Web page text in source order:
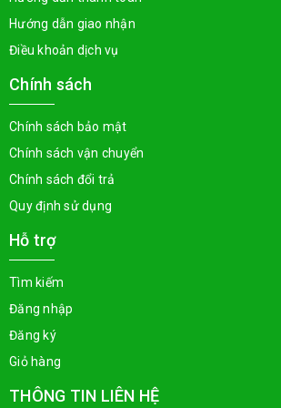
Hướng dẫn giao nhận
Điều khoản dịch vụ
Chính sách
Chính sách bảo mật
Chính sách vận chuyển
Chính sách đổi trả
Quy định sử dụng
Hỗ trợ
Tìm kiếm
Đăng nhập
Đăng ký
Giỏ hàng
THÔNG TIN LIÊN HỆ